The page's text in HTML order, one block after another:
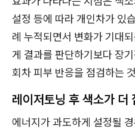
설정 등에 따라 개인차가 있
례 누적되면서 변화가 기대
게 결과를 판단하기보다 장
회차 피부 반응을 점검하는
레이저토닝 후 색소가 더
에너지가 과도하게 설정될